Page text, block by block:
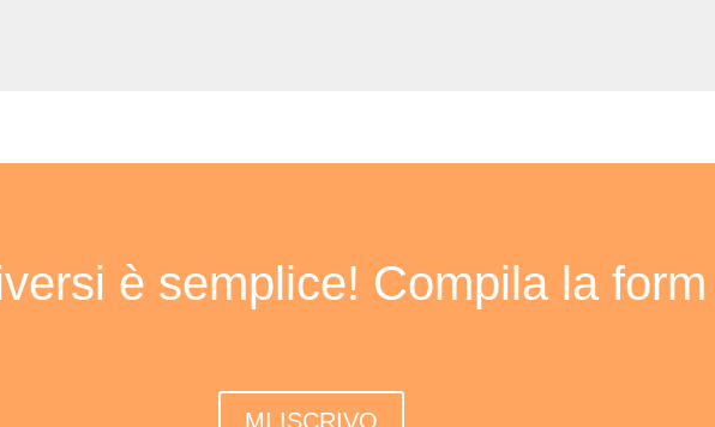
è semplice! Compila la form
MI ISCRIVO